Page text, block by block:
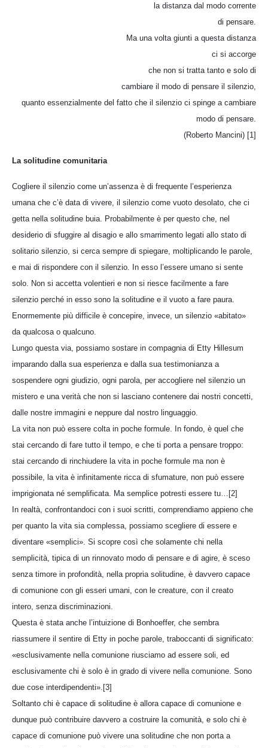
la distanza dal modo corrente
di pensare.
Ma una volta giunti a questa distanza
ci si accorge
che non si tratta tanto e solo di
cambiare il modo di pensare il silenzio,
quanto essenzialmente del fatto che il silenzio ci spinge a cambiare
modo di pensare.
(Roberto Mancini) [1]
La solitudine comunitaria
Cogliere il silenzio come un’assenza è di frequente l’esperienza
umana che c’è data di vivere, il silenzio come vuoto desolato, che ci
getta nella solitudine buia. Probabilmente è per questo che, nel
desiderio di sfuggire al disagio e allo smarrimento legati allo stato di
solitario silenzio, si cerca sempre di spiegare, moltiplicando le parole,
e mai di rispondere con il silenzio. In esso l’essere umano si sente
solo. Non si accetta volentieri e non si riesce facilmente a fare
silenzio perché in esso sono la solitudine e il vuoto a fare paura.
Enormemente più difficile è concepire, invece, un silenzio «abitato»
da qualcosa o qualcuno.
Lungo questa via, possiamo sostare in compagnia di Etty Hillesum
imparando dalla sua esperienza e dalla sua testimonianza a
sospendere ogni giudizio, ogni parola, per accogliere nel silenzio un
mistero e una verità che non si lasciano contenere dai nostri concetti,
dalle nostre immagini e neppure dal nostro linguaggio.
La vita non può essere colta in poche formule. In fondo, è quel che
stai cercando di fare tutto il tempo, e che ti porta a pensare troppo:
stai cercando di rinchiudere la vita in poche formule ma non è
possibile, la vita è infinitamente ricca di sfumature, non può essere
imprigionata né semplificata. Ma semplice potresti essere tu…[2]
In realtà, confrontandoci con i suoi scritti, comprendiamo appieno che
per quanto la vita sia complessa, possiamo scegliere di essere e
diventare «semplici». Si scopre così che solamente chi nella
semplicità, tipica di un rinnovato modo di pensare e di agire, è sceso
senza timore in profondità, nella propria solitudine, è davvero capace
di comunione con gli esseri umani, con le creature, con il creato
intero, senza discriminazioni.
Questa è stata anche l’intuizione di Bonhoeffer, che sembra
riassumere il sentire di Etty in poche parole, traboccanti di significato:
«esclusivamente nella comunione riusciamo ad essere soli, ed
esclusivamente chi è solo è in grado di vivere nella comunione. Sono
due cose interdipendenti».[3]
Soltanto chi è capace di solitudine è allora capace di comunione e
dunque può contribuire davvero a costruire la comunità, e solo chi è
capace di comunione può vivere una solitudine che non porta a